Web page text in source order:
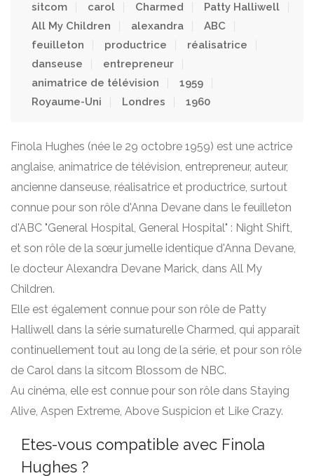
sitcom
carol Charmed
Patty Halliwell
All My Children
alexandra
ABC
feuilleton
productrice
réalisatrice
danseuse
entrepreneur
animatrice de télévision
1959
Royaume-Uni
Londres 1960
Finola Hughes (née le 29 octobre 1959) est une actrice
anglaise, animatrice de télévision, entrepreneur, auteur,
ancienne danseuse, réalisatrice et productrice, surtout
connue pour son rôle d'Anna Devane dans le feuilleton
d'ABC "General Hospital, General Hospital" : Night Shift,
et son rôle de la sœur jumelle identique d'Anna Devane,
le docteur Alexandra Devane Marick, dans All My
Children.
Elle est également connue pour son rôle de Patty
Halliwell dans la série surnaturelle Charmed, qui apparaît
continuellement tout au long de la série, et pour son rôle
de Carol dans la sitcom Blossom de NBC.
Au cinéma, elle est connue pour son rôle dans Staying
Alive, Aspen Extreme, Above Suspicion et Like Crazy.
Etes-vous compatible avec Finola
Hughes ?